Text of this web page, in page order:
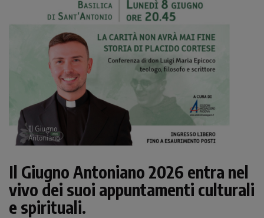
Il Giugno Antoniano 2026 entra nel
vivo dei suoi appuntamenti culturali
e spirituali.